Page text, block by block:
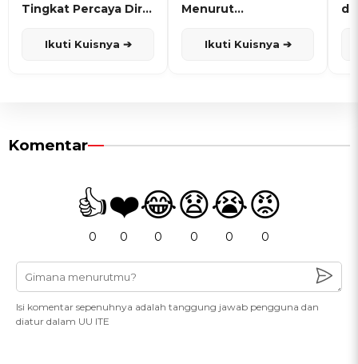
Tingkat Percaya Diri
Ikuti Kuisnya ➔
Menurut
Ikuti Kuisnya ➔
Komentar
👍
0
❤️
0
😂
0
😧
0
😭
0
😡
0
Isi komentar sepenuhnya adalah tanggung jawab pengguna dan
diatur dalam UU ITE